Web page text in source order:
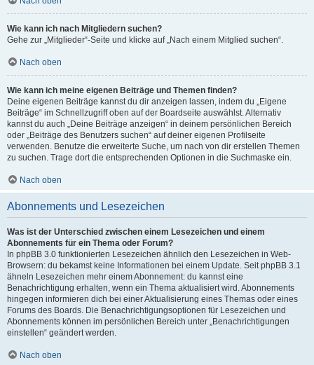
Wie kann ich nach Mitgliedern suchen?
Gehe zur „Mitglieder“-Seite und klicke auf „Nach einem Mitglied suchen“.
Nach oben
Wie kann ich meine eigenen Beiträge und Themen finden?
Deine eigenen Beiträge kannst du dir anzeigen lassen, indem du „Eigene
Beiträge“ im Schnellzugriff oben auf der Boardseite auswählst. Alternativ
kannst du auch „Deine Beiträge anzeigen“ in deinem persönlichen Bereich
oder „Beiträge des Benutzers suchen“ auf deiner eigenen Profilseite
verwenden. Benutze die erweiterte Suche, um nach von dir erstellen Themen
zu suchen. Trage dort die entsprechenden Optionen in die Suchmaske ein.
Nach oben
Abonnements und Lesezeichen
Was ist der Unterschied zwischen einem Lesezeichen und einem
Abonnements für ein Thema oder Forum?
In phpBB 3.0 funktionierten Lesezeichen ähnlich den Lesezeichen in Web-
Browsern: du bekamst keine Informationen bei einem Update. Seit phpBB 3.1
ähneln Lesezeichen mehr einem Abonnement: du kannst eine
Benachrichtigung erhalten, wenn ein Thema aktualisiert wird. Abonnements
hingegen informieren dich bei einer Aktualisierung eines Themas oder eines
Forums des Boards. Die Benachrichtigungsoptionen für Lesezeichen und
Abonnements können im persönlichen Bereich unter „Benachrichtigungen
einstellen“ geändert werden.
Nach oben